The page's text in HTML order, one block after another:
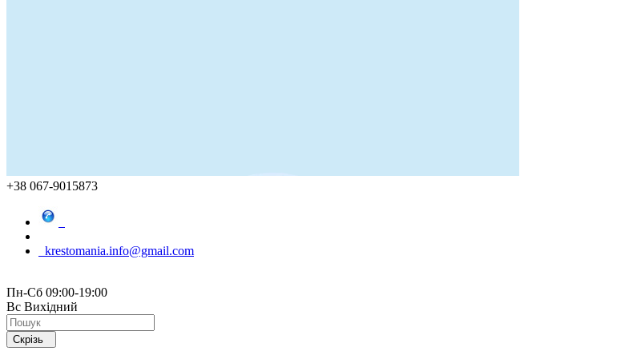
+38 067-9015873
krestomania.info@gmail.com
Пн-Сб 09:00-19:00
Вс Вихідний
Скрізь